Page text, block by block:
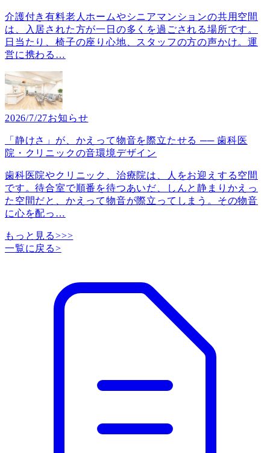
介護付き有料老人ホームやシニアマンションの共用空間
は、入居された方が一日の多くを過ごされる場所です。
日当たり、椅子の座り心地、スタッフの方の声かけ。運
営に携わる …
2026/7/27お知らせ
「静けさ」が、かえって物音を際立たせる ── 歯科医
院・クリニックの音環境デザイン
歯科医院やクリニック、治療院は、人をお迎えする空間
です。待合室で順番を待つあいだ、しんと静まりかえっ
た空間だと、かえって物音が際立ってしまう。その物音
に心を配っ …
もっと見る>>>
一覧に戻る>